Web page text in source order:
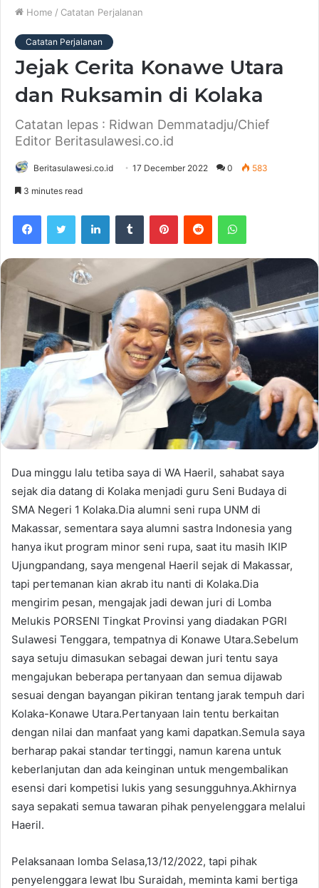
Home / Catatan Perjalanan
Catatan Perjalanan
Jejak Cerita Konawe Utara
dan Ruksamin di Kolaka
Catatan lepas : Ridwan Demmatadju/Chief
Editor Beritasulawesi.co.id
Beritasulawesi.co.id 17 December 2022 0 583
3 minutes read
Dua minggu lalu tetiba saya di WA Haeril, sahabat saya
sejak dia datang di Kolaka menjadi guru Seni Budaya di
SMA Negeri 1 Kolaka.Dia alumni seni rupa UNM di
Makassar, sementara saya alumni sastra Indonesia yang
hanya ikut program minor seni rupa, saat itu masih IKIP
Ujungpandang, saya mengenal Haeril sejak di Makassar,
tapi pertemanan kian akrab itu nanti di Kolaka.Dia
mengirim pesan, mengajak jadi dewan juri di Lomba
Melukis PORSENI Tingkat Provinsi yang diadakan PGRI
Sulawesi Tenggara, tempatnya di Konawe Utara.Sebelum
saya setuju dimasukan sebagai dewan juri tentu saya
mengajukan beberapa pertanyaan dan semua dijawab
sesuai dengan bayangan pikiran tentang jarak tempuh dari
Kolaka-Konawe Utara.Pertanyaan lain tentu berkaitan
dengan nilai dan manfaat yang kami dapatkan.Semula saya
berharap pakai standar tertinggi, namun karena untuk
keberlanjutan dan ada keinginan untuk mengembalikan
esensi dari kompetisi lukis yang sesungguhnya.Akhirnya
saya sepakati semua tawaran pihak penyelenggara melalui
Haeril.
Pelaksanaan lomba Selasa,13/12/2022, tapi pihak
penyelenggara lewat Ibu Suraidah, meminta kami bertiga